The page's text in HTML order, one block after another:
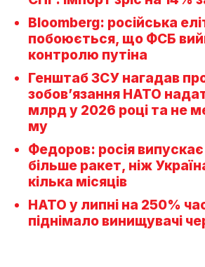
Bloomberg: російська
побоюється, що ФСБ
контролю путіна
Генштаб ЗСУ нагадав
зобов’язання НАТО
млрд у 2026 році та не
му
Федоров: росія
більше ракет, ніж
кілька місяців
НАТО у липні на 250%
піднімало винищувачі